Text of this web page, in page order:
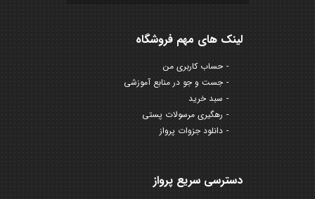
لینک های مهم فروشگاه
حساب کاربری من
جست و جو در منابع آموزشی
سبد خرید
رهگیری مرسولات پستی
دانلود جزوات پرواز
دسترسی سریع پرواز